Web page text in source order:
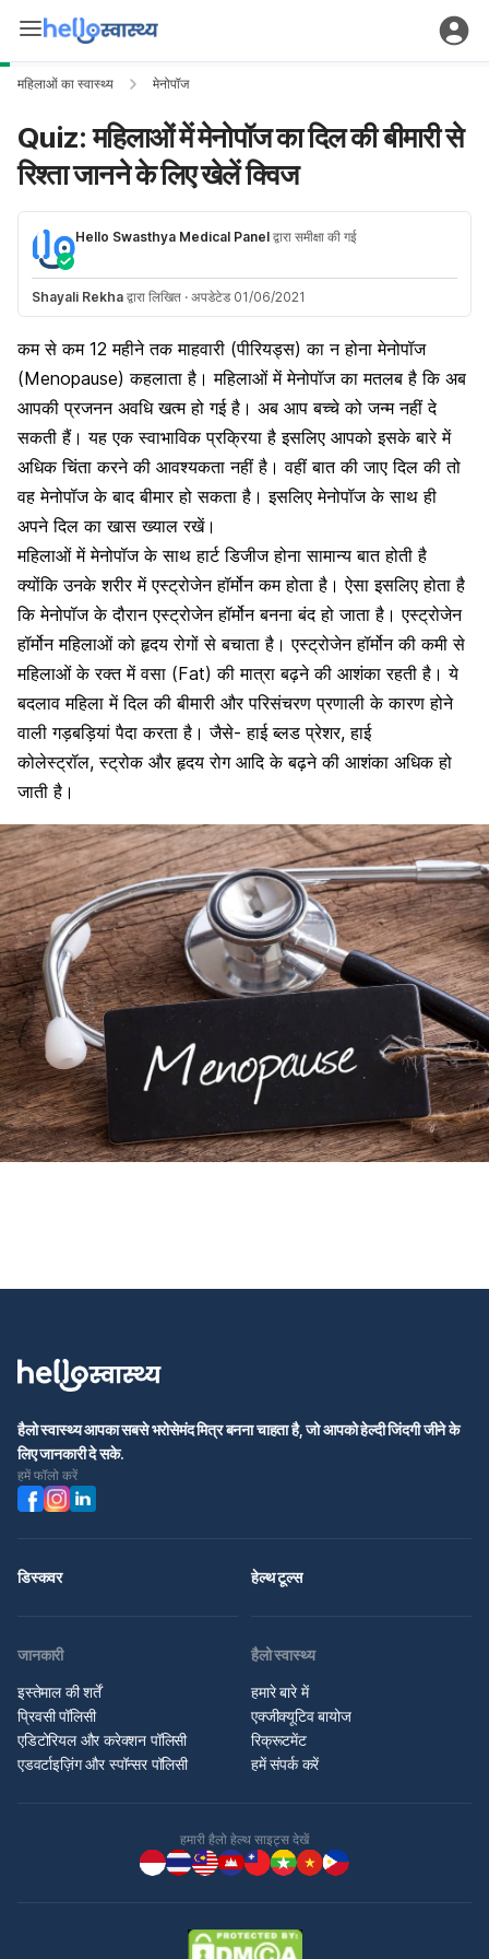
महिलाओं का स्वास्थ्य मेनोपॉज
Quiz: महिलाओं में मेनोपॉज का दिल की बीमारी से
रिश्ता जानने के लिए खेलें क्विज
Hello Swasthya Medical Panel द्वारा समीक्षा की गई
Shayali Rekha द्वारा लिखित · अपडेटेड 01/06/2021
कम से कम 12 महीने तकमाहवारी (पीरियड्स) का न होनामेनोपॉज
(Menopause) कहलाता है। महिलाओं मेंमेनोपॉज का मतलब है कि अब
आपकी प्रजनन अवधि खत्म हो गई है। अब आप बच्चे को जन्म नहीं दे
सकती हैं। यह एक स्वाभाविक प्रक्रिया है इसलिए आपको इसके बारे में
अधिक चिंता करने की आवश्यकता नहीं है। वहीं बात की जाए दिल की तो
वह मेनोपॉज के बाद बीमार हो सकता है। इसलिए मेनोपॉज के साथ ही
अपने दिल का खास ख्याल रखें।
महिलाओं में मेनोपॉज के साथ हार्ट डिजीज होना सामान्य बात होती है
क्योंकि उनके शरीर मेंएस्ट्रोजेन हॉर्मोनकम होता है। ऐसा इसलिए होता है
कि मेनोपॉज के दौरान एस्ट्रोजेन हॉर्मोन बनना बंद हो जाता है। एस्ट्रोजेन
हॉर्मोन महिलाओं कोहृदय रोग ों से बचाता है। एस्ट्रोजेन हॉर्मोन की कमी से
महिलाओं के रक्त मेंवसा (Fat) की मात्रा बढ़नेकी आशंका रहती है। ये
बदलाव महिला में दिल की बीमारी और परिसंचरण प्रणाली के कारण होने
वाली गड़बड़ियां पैदा करता है। जैसे-हाई ब्लड प्रेशर,हाई
कोलेस्ट्रॉल,स्ट्रोकऔर हृदय रोग आदि के बढ़ने की आशंका अधिक हो
जाती है।
हैलो स्वास्थ्य आपका सबसे भरोसेमंद मित्र बनना चाहता है, जो आपको हेल्दी जिंदगी जीने के
लिए जानकारी दे सके.
हमें फॉलो करें
डिस्कवर हेल्थ टूल्स
जानकारी
इस्तेमाल की शर्तें
प्रिवसी पॉलिसी
एडिटोरियल और करेक्शन पॉलिसी
एडवर्टाइज़िंग और स्पॉन्सर पॉलिसी
हैलो स्वास्थ्य
हमारे बारे में
एक्जीक्यूटिव बायोज
रिक्रूटमेंट
हमें संपर्क करें
हमारी हैलो हेल्थ साइट्स देखें